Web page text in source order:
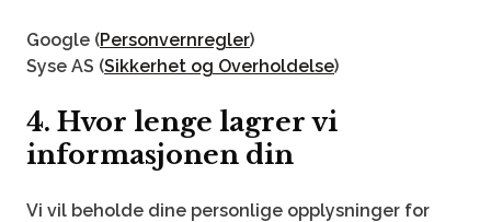
Google (Personvernregler)
Syse AS (Sikkerhet og Overholdelse)
4. Hvor lenge lagrer vi
informasjonen din
Vi vil beholde dine personlige opplysninger for